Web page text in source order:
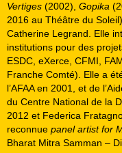
Vertiges (2002), Gopika
2016 au Théâtre du
Catherine Legrand. Elle
institutions pour des
ESDC, eXerce, CFMI,
Franche Comté). Elle a
l’AFAA en 2001, et de
du Centre National de la
2012 et Federica
reconnue panel artist for
Bharat Mitra Samman –